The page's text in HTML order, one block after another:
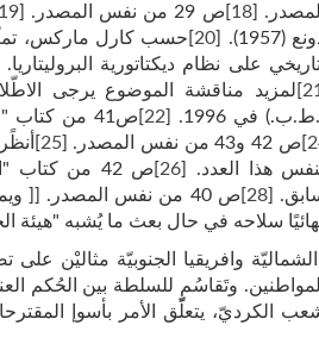
[
18
] ص 29 من نفس المصدر. [
19
[
20
]
على نظام ديكتاتورية
21
] لمزيد مناقشة الموضوع يرجى
في 1996.
[
22
] ص41 من كتاب "الكنفدراليّة الديمقراطيّة".
] ص 42 و43 من نفس المصدر. [
25
]
هذا العدد. [
26
] ص 42 من كتاب "الكنفدراليّة الديمقراطيّة".
[
28
]
ص 40 من نفس المصدر. [[
سلاحه في حال بعث ما يُشبه "هيئة
الشماليّة وافريقيا الجنوبيّة مثاليْن
وتَقاسُمٍ للسلطة بين الحُكم
الكرديّ، يتعلّق الأمر بأسوإ